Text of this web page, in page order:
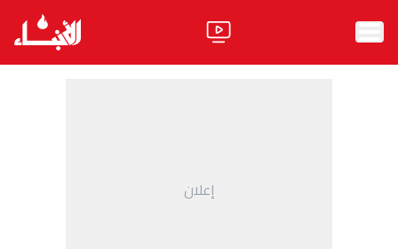
إعلان